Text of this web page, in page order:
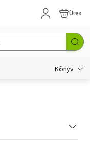
Üres
Könyv